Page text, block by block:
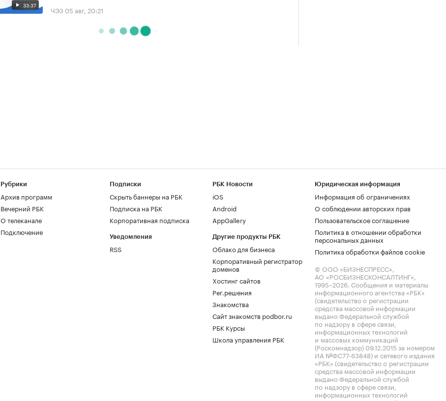
33:37 ЧЭЗ 05 авг, 20:21
Рубрики
Архив программ
Вечерний РБК
О телеканале
Подключение
Подписки
Скрыть баннеры на РБК
Подписка на РБК
Корпоративная подписка
Уведомления
RSS
РБК Новости
iOS
Android
AppGallery
Другие продукты РБК
Облако для бизнеса
Корпоративный регистратор
доменов
Хостинг сайтов
Рег.решения
Знакомства
Сайт знакомств podbor.ru
РБК Курсы
Школа управления РБК
Юридическая информация
Информация об ограничениях
О соблюдении авторских прав
Пользовательское соглашение
Политика в отношении обработки
персональных данных
Политика обработки файлов cookie
© ООО «БИЗНЕСПРЕСС»,
АО «РОСБИЗНЕСКОНСАЛТИНГ»,
1995–2026. Сообщения и материалы
информационного агентства «РБК»
(свидетельство о регистрации
средства массовой информации
выдано Федеральной службой
по надзору в сфере связи,
информационных технологий
и массовых коммуникаций
(Роскомнадзор) 09.12.2015 за номером
ИА №ФС77-63848) и сетевого издания
«РБК» (свидетельство о регистрации
средства массовой информации
выдано Федеральной службой
по надзору в сфере связи,
информационных технологий